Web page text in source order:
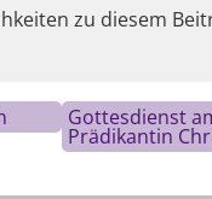
zu diesem
Gottesdienst
Prädikantin